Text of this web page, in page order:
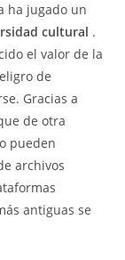
ha jugado un
cultural .
el valor de la
de
Gracias a
de otra
pueden
archivos
antiguas se